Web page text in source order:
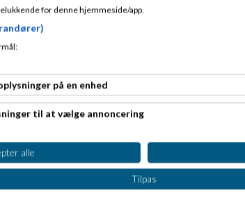
08
Indlæg ialt:1023
Juul Fra
Hvad kan man gøre som
Kan du oplyse, under hvilken
er det på kontrakt og er det
Kim Skrevet23-10-2013kl.
4,0 stjerner givet af
for denne hjemmeside/app.
på en enhed
til at vælge annoncering
annoncering
tilpasset annoncering
alle
Tilpas